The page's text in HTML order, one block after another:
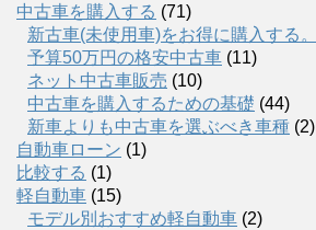
中古車を購入する (71)
新古車(未使用車)をお得に購入する。
予算50万円の格安中古車 (11)
ネット中古車販売 (10)
中古車を購入するための基礎 (44)
新車よりも中古車を選ぶべき車種 (2)
自動車ローン (1)
比較する (1)
軽自動車 (15)
モデル別おすすめ軽自動車 (2)